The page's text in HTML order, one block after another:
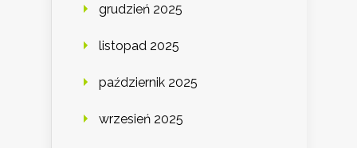
grudzień 2025
listopad 2025
październik 2025
wrzesień 2025